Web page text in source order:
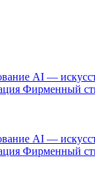
AI —
Фирменный
AI —
Фирменный